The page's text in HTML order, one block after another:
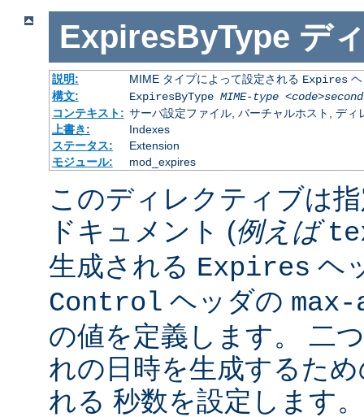
ExpiresByType デ
説明: MIME タイプによって設定される Expiresヘ
構文:
ExpiresByType MIME-type
コンテキスト: サーバ設定ファイル, バーチャルホスト, ディ
上書き:
Indexes
ステータス:
Extension
モジュール:
mod_expires
このディレクティブは
ドキュメント (例えば
生成される Expires ヘ
Control ヘッダの max-
の値を定義します。 二
れの日時を生成するた
れる 秒数を設定します。